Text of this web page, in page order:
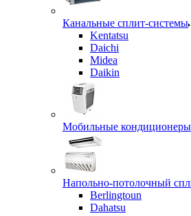
Канальные сплит-системы
Kentatsu
Daichi
Midea
Daikin
Мобильные кондиционеры
Напольно-потолочный
Berlingtoun
Dahatsu